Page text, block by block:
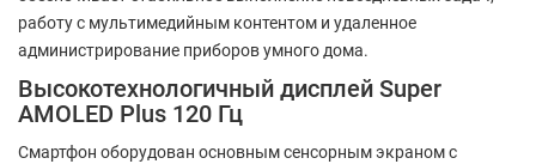
работу с мультимедийным контентом и удаленное
администрирование приборов умного дома.
Высокотехнологичный дисплей Super
AMOLED Plus 120 Гц
Смартфон оборудован основным сенсорным экраном с